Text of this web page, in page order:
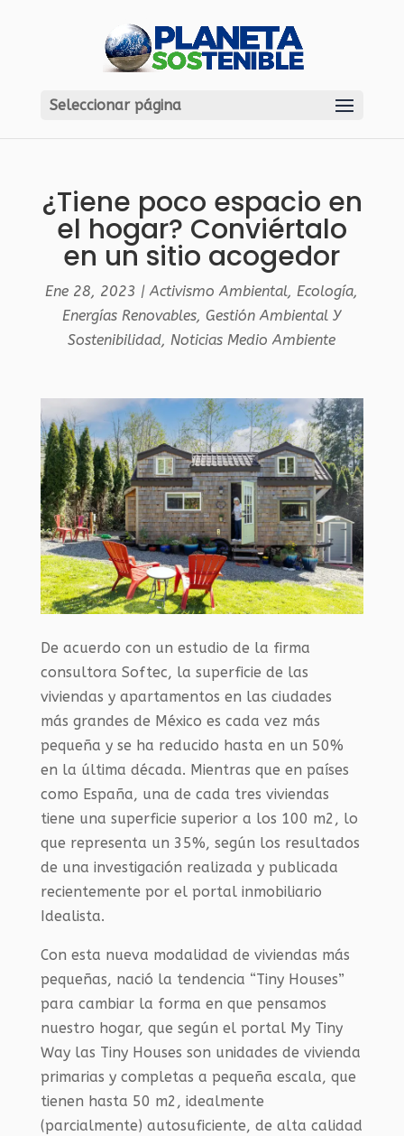
Seleccionar página
¿Tiene poco espacio en
el hogar? Conviértalo
en un sitio acogedor
Ene 28, 2023 |Activismo Ambiental,Ecología,
Energías Renovables,Gestión Ambiental Y
Sostenibilidad,Noticias Medio Ambiente
De acuerdo con un estudio de la firma
consultora Softec, la superficie de las
viviendas y apartamentos en las ciudades
más grandes de México es cada vez más
pequeña y se ha reducido hasta en un 50%
en la última década. Mientras que en países
como España, una de cada tres viviendas
tiene una superficie superior a los 100 m2, lo
que representa un 35%, según los resultados
de una investigación realizada y publicada
recientemente por el portal inmobiliario
Idealista.
Con esta nueva modalidad de viviendas más
pequeñas, nació la tendencia “Tiny Houses”
para cambiar la forma en que pensamos
nuestro hogar, que según el portal My Tiny
Way las Tiny Houses son unidades de vivienda
primarias y completas a pequeña escala, que
tienen hasta 50 m2, idealmente
(parcialmente) autosuficiente, de alta calidad